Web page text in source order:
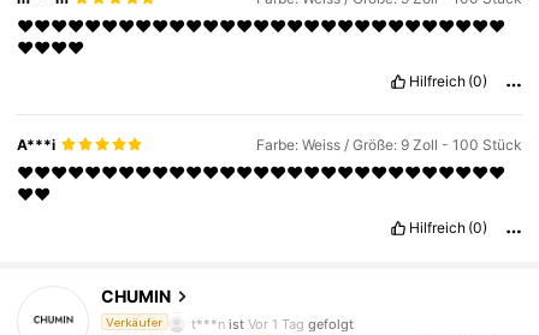
❤️❤️❤️❤️❤️❤️❤️❤️❤️❤️❤️❤️❤️❤️❤️❤️❤️❤️❤️❤️❤️❤️❤️❤️❤️❤️❤️❤️❤️
❤️❤️❤️❤️
Hilfreich (0)
A***i Farbe: Weiss / Größe: 9 Zoll - 100 Stück
❤️❤️❤️❤️❤️❤️❤️❤️❤️❤️❤️❤️❤️❤️❤️❤️❤️❤️❤️❤️❤️❤️❤️❤️❤️❤️❤️❤️❤️
❤️❤️
Hilfreich (0)
CHUMIN
Verkäufer t***n ist Vor 1 Tag gefolgt